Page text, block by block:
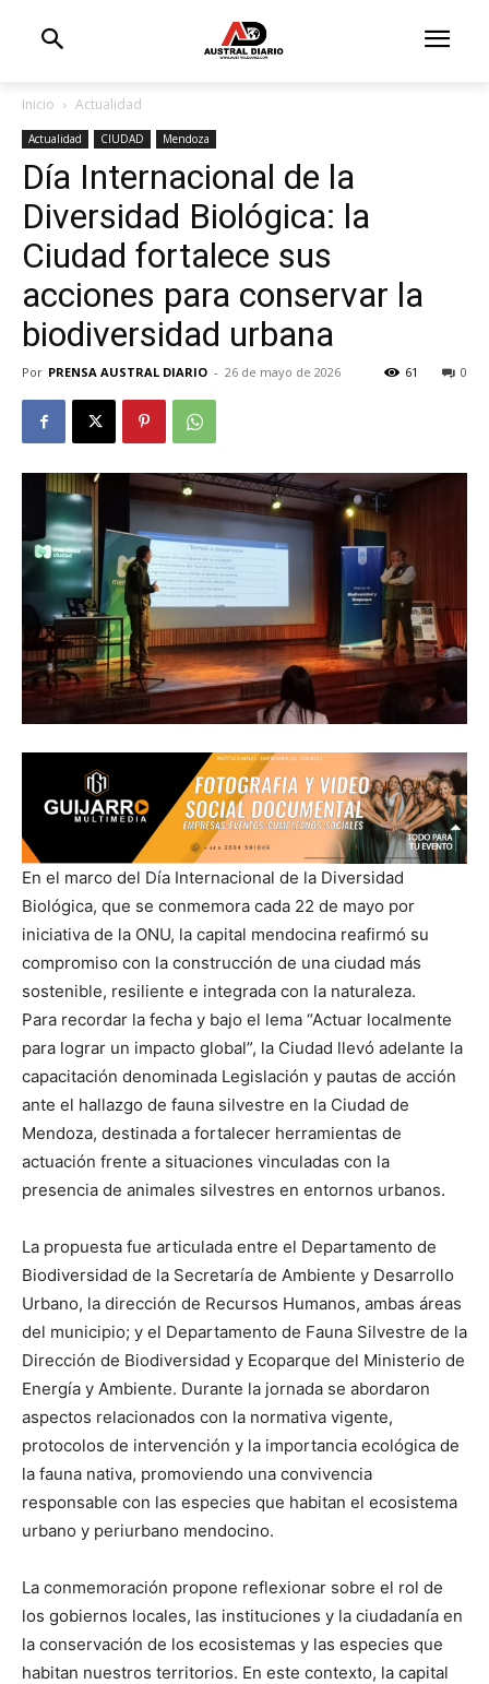
Inicio Actualidad
Actualidad CIUDAD Mendoza
Día Internacional de la
Diversidad Biológica: la
Ciudad fortalece sus
acciones para conservar la
biodiversidad urbana
Por PRENSA AUSTRAL DIARIO - 26 de mayo de 2026 0
61
En el marco del Día Internacional de la Diversidad
Biológica, que se conmemora cada 22 de mayo por
iniciativa de la ONU, la capital mendocina reafirmó su
compromiso con la construcción de una ciudad más
sostenible, resiliente e integrada con la naturaleza.
Para recordar la fecha y bajo el lema “Actuar localmente
para lograr un impacto global”, la Ciudad llevó adelante la
capacitación denominada Legislación y pautas de acción
ante el hallazgo de fauna silvestre en la Ciudad de
Mendoza, destinada a fortalecer herramientas de
actuación frente a situaciones vinculadas con la
presencia de animales silvestres en entornos urbanos.
La propuesta fue articulada entre el Departamento de
Biodiversidad de la Secretaría de Ambiente y Desarrollo
Urbano, la dirección de Recursos Humanos, ambas áreas
del municipio; y el Departamento de Fauna Silvestre de la
Dirección de Biodiversidad y Ecoparque del Ministerio de
Energía y Ambiente. Durante la jornada se abordaron
aspectos relacionados con la normativa vigente,
protocolos de intervención y la importancia ecológica de
la fauna nativa, promoviendo una convivencia
responsable con las especies que habitan el ecosistema
urbano y periurbano mendocino.
La conmemoración propone reflexionar sobre el rol de
los gobiernos locales, las instituciones y la ciudadanía en
la conservación de los ecosistemas y las especies que
habitan nuestros territorios. En este contexto, la capital